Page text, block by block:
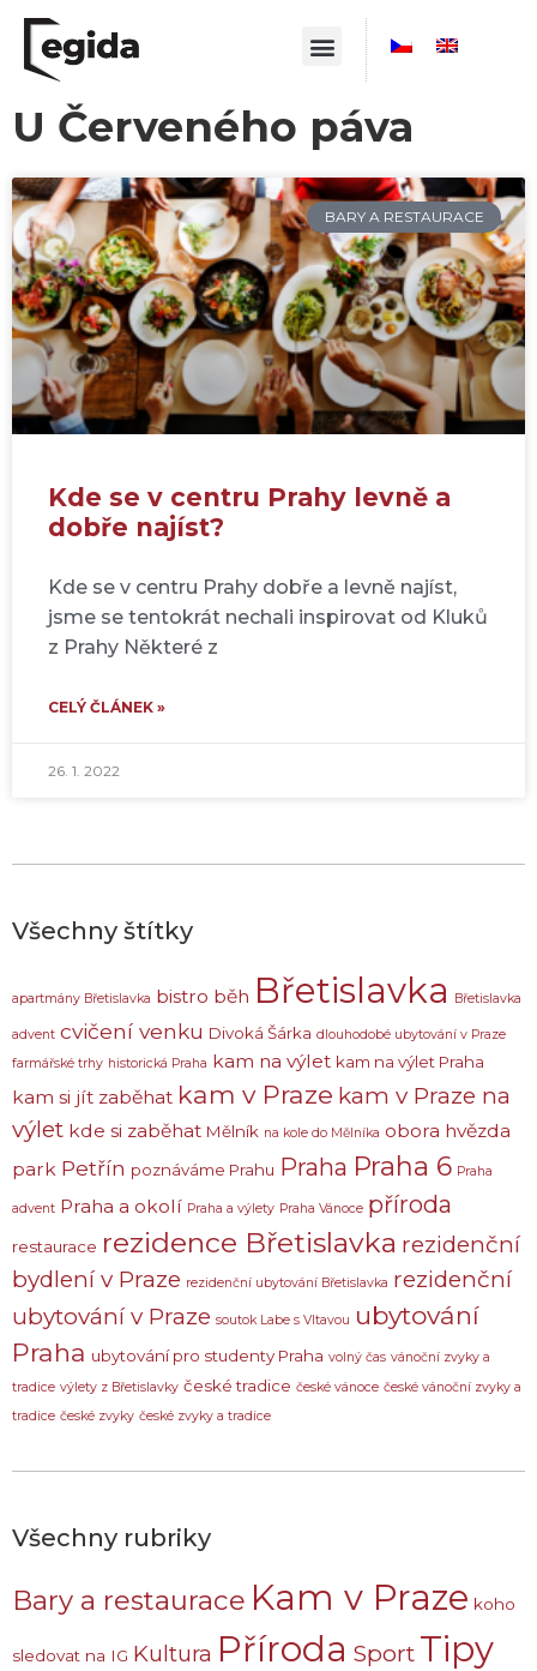
U Červeného páva
BARY A RESTAURACE
Kde se v centru Prahy levně a
dobře najíst?
Kde se v centru Prahy dobře a levně najíst,
jsme se tentokrát nechali inspirovat od Kluků
z Prahy Některé z
CELÝ ČLÁNEK »
26. 1. 2022
Všechny štítky
apartmány Břetislavka bistro běh Břetislavka Břetislavka
advent cvičení venku Divoká Šárka dlouhodobé ubytování v Praze
farmářské trhy historická Praha kam na výlet kam na výlet Praha
kam si jít zaběhat kam v Praze kam v Praze na
výlet kde si zaběhat Mělník na kole do Mělníka obora hvězda
park Petřín poznáváme Prahu Praha Praha 6 Praha
advent Praha a okolí Praha a výlety Praha Vánoce příroda
restaurace rezidence Břetislavka rezidenční
bydlení v Praze rezidenční ubytování Břetislavka rezidenční
ubytování v Praze soutok Labe s Vltavou ubytování
Praha ubytování pro studenty Praha volný čas vánoční zvyky a
tradice výlety z Břetislavky české tradice české vánoce české vánoční zvyky a
tradice české zvyky české zvyky a tradice
Všechny rubriky
Bary a restaurace Kam v Praze koho
sledovat na IG Kultura Příroda Sport Tipy